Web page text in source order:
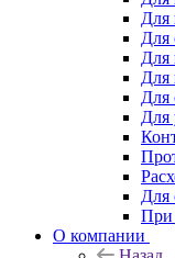
Для
Для
Для
Для
Для
Для
Для
При
О компании